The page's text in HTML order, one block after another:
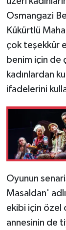
Osmangazi
Kükürtlü
çok teşekkür
benim için de
kadınlardan
ifadelerini
Oyunun
Masaldan'
ekibi için özel
annesinin de